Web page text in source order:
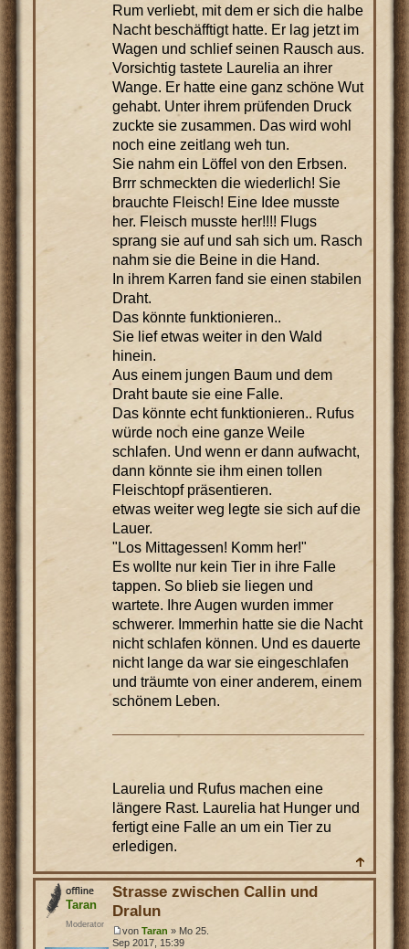
Rum verliebt, mit dem er sich die halbe
Nacht beschäfftigt hatte. Er lag jetzt im
Wagen und schlief seinen Rausch aus.
Vorsichtig tastete Laurelia an ihrer
Wange. Er hatte eine ganz schöne Wut
gehabt. Unter ihrem prüfenden Druck
zuckte sie zusammen. Das wird wohl
noch eine zeitlang weh tun.
Sie nahm ein Löffel von den Erbsen.
Brrr schmeckten die wiederlich! Sie
brauchte Fleisch! Eine Idee musste
her. Fleisch musste her!!!! Flugs
sprang sie auf und sah sich um. Rasch
nahm sie die Beine in die Hand.
In ihrem Karren fand sie einen stabilen
Draht.
Das könnte funktionieren..
Sie lief etwas weiter in den Wald
hinein.
Aus einem jungen Baum und dem
Draht baute sie eine Falle.
Das könnte echt funktionieren.. Rufus
würde noch eine ganze Weile
schlafen. Und wenn er dann aufwacht,
dann könnte sie ihm einen tollen
Fleischtopf präsentieren.
etwas weiter weg legte sie sich auf die
Lauer.
"Los Mittagessen! Komm her!"
Es wollte nur kein Tier in ihre Falle
tappen. So blieb sie liegen und
wartete. Ihre Augen wurden immer
schwerer. Immerhin hatte sie die Nacht
nicht schlafen können. Und es dauerte
nicht lange da war sie eingeschlafen
und träumte von einer anderem, einem
schönem Leben.
Laurelia und Rufus machen eine
längere Rast. Laurelia hat Hunger und
fertigt eine Falle an um ein Tier zu
erledigen.
Strasse zwischen Callin und
Dralun
von Taran » Mo 25.
Sep 2017, 15:39
Taran
Moderator